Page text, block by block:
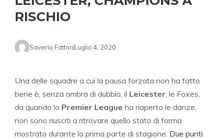
RISCHIO
Saverio FattoriLuglio 4, 2020
Una delle squadre a cui la pausa forzata non ha fatto
bene è, senza ombra di dubbio, il Leicester; le Foxes,
da quando la Premier League ha riaperto le danze,
non sono riusciti a ritrovare quello stato di forma
mostrato durante la prima parte di stagione. Due punti